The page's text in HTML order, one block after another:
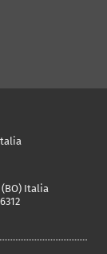
Italia